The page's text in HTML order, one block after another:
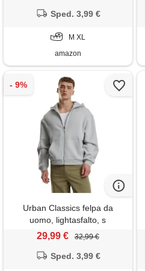
Sped. 3,99 €
M XL
amazon
Urban Classics felpa da
uomo, lightasfalto, s
29,99 € 32,99 €
Sped. 3,99 €